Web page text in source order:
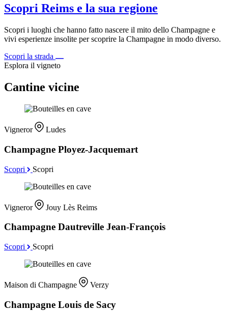
Scopri Reims e la sua regione
Scopri i luoghi che hanno fatto nascere il mito dello Champagne e
vivi esperienze insolite per scoprire la Champagne in modo diverso.
Scopri la strada
Esplora il vigneto
Cantine vicine
Vigneror Ludes
Champagne Ployez-Jacquemart
Scopri Scopri
Vigneror Jouy Lès Reims
Champagne Dautreville Jean-François
Scopri Scopri
Maison di Champagne Verzy
Champagne Louis de Sacy